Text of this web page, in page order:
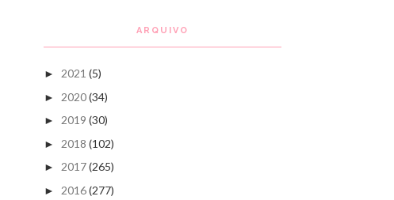
ARQUIVO
► 2021 (5)
► 2020(34)
► 2019 (30)
► 2018 (102)
► 2017(265)
► 2016(277)